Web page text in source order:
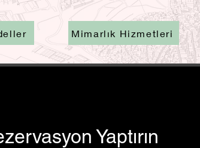
Mimarlık Hizmetleri
Yaptırın